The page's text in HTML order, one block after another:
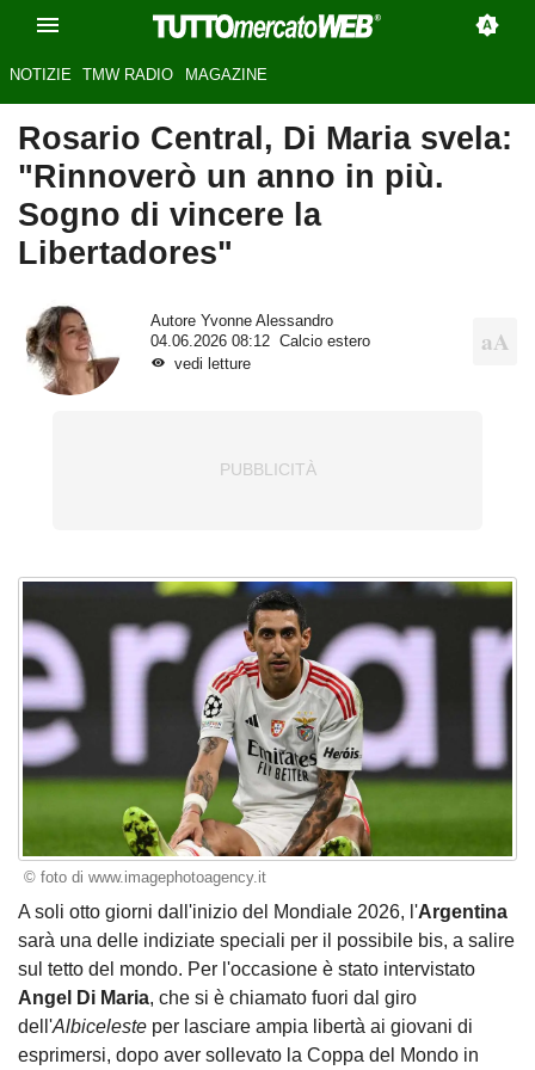
NOTIZIE TMW RADIO MAGAZINE
Rosario Central, Di Maria svela:
"Rinnoverò un anno in più.
Sogno di vincere la
Libertadores"
Autore Yvonne Alessandro
04.06.2026 08:12
Calcio estero
vedi letture
© foto di www.imagephotoagency.it
A soli otto giorni dall'inizio del Mondiale 2026, l'Argentina
sarà una delle indiziate speciali per il possibile bis, a salire
sul tetto del mondo. Per l'occasione è stato intervistato
Angel Di Maria, che si è chiamato fuori dal giro
dell'Albiceleste per lasciare ampia libertà ai giovani di
esprimersi, dopo aver sollevato la Coppa del Mondo in